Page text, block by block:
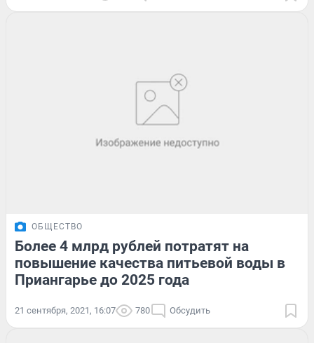
ОБЩЕСТВО
Более 4 млрд рублей потратят на
повышение качества питьевой воды в
Приангарье до 2025 года
21 сентября, 2021, 16:07 780 Обсудить